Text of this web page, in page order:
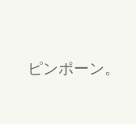
ピンポーン。